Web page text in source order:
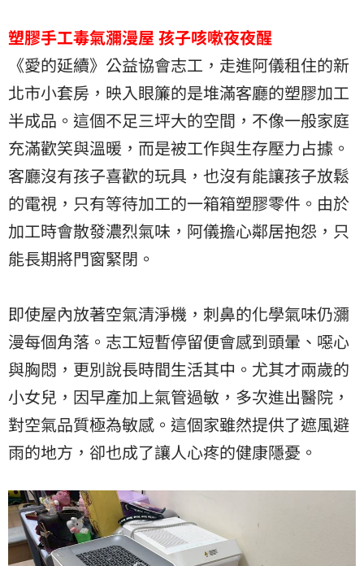
塑膠手工毒氣瀰漫屋 孩子咳嗽夜夜醒
《愛的延續》公益協會志工，走進阿儀租住的新
北市小套房，映入眼簾的是堆滿客廳的塑膠加工
半成品。這個不足三坪大的空間，不像一般家庭
充滿歡笑與溫暖，而是被工作與生存壓力占據。
客廳沒有孩子喜歡的玩具，也沒有能讓孩子放鬆
的電視，只有等待加工的一箱箱塑膠零件。由於
加工時會散發濃烈氣味，阿儀擔心鄰居抱怨，只
能長期將門窗緊閉。
即使屋內放著空氣清淨機，刺鼻的化學氣味仍瀰
漫每個角落。志工短暫停留便會感到頭暈、噁心
與胸悶，更別說長時間生活其中。尤其才兩歲的
小女兒，因早產加上氣管過敏，多次進出醫院，
對空氣品質極為敏感。這個家雖然提供了遮風避
雨的地方，卻也成了讓人心疼的健康隱憂。